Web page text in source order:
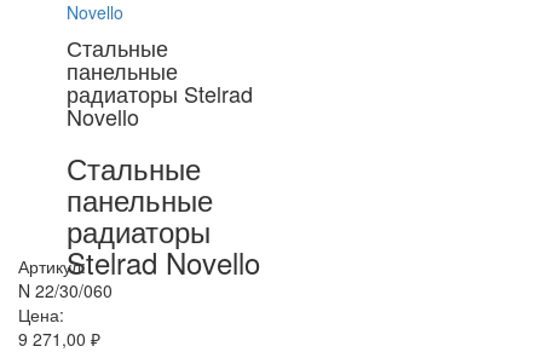
Стальные
панельные
радиаторы Stelrad
Novello
Стальные
панельные
радиаторы
Stelrad Novello
Артикул:
N 22/30/060
Цена:
9 271,00 ₽